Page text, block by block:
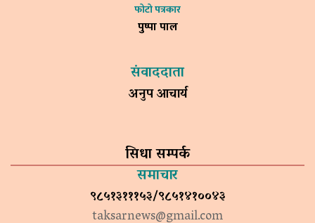
फोटो पत्रकार
पुष्पा पाल
संवाददाता
अनुप आचार्य
सिधा सम्पर्क
समाचार
९८५१३१११५३/९८५१४१००४३
taksarnews@gmail.com